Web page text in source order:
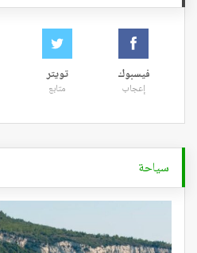
فيسبوك
إعجاب
تويتر
متابع
سياحة